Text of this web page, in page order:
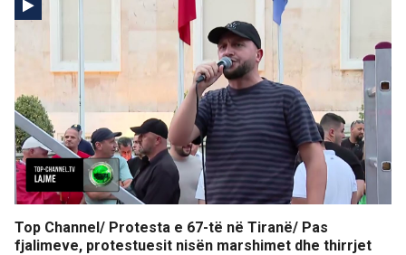
Top Channel/ Protesta e 67-të në Tiranë/ Pas
fjalimeve, protestuesit nisën marshimet dhe thirrjet